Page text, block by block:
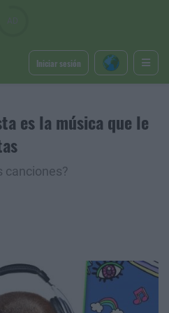
Iniciar sesión
es la música que le
canciones?